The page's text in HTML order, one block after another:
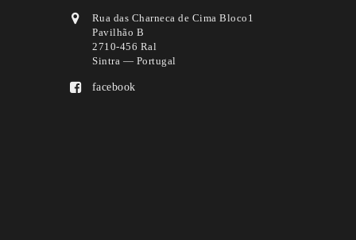
Rua das Charneca de Cima Bloco1
Pavilhão B
2710-456 Ral
Sintra — Portugal
facebook